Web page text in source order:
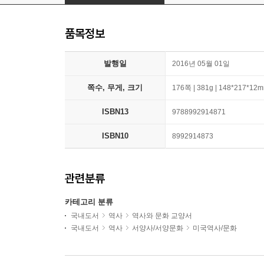
품목정보
발행일 2016년 05월 01일
쪽수, 무게, 크기 176쪽 | 381g |
ISBN13 9788992914871
ISBN10 8992914873
관련분류
카테고리 분류
국내도서 역사
역사와 문화 교양서
국내도서
역사 서양사/서양문화 미국역사/문화